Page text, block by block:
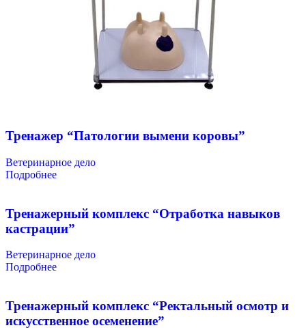
Тренажер “Патологии вымени коровы”
Ветеринарное дело
Подробнее
Тренажерный комплекс “Отработка навыков
кастрации”
Ветеринарное дело
Подробнее
Тренажерный комплекс “Ректальный осмотр и
искусственное осеменение”